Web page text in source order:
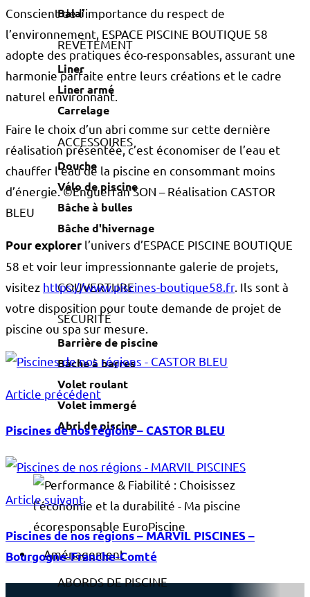
Balai
REVÊTEMENT
Liner
Liner armé
Carrelage
ACCESSOIRES
Douche
Vélo de piscine
Bâche à bulles
Bâche d'hivernage
COUVERTURE
SÉCURITÉ
Barrière de piscine
Bâche à barres
Volet roulant
Volet immergé
Abri de piscine
Aménagement
ABORDS DE PISCINE
Conscient de l’importance du respect de
l’environnement, ESPACE PISCINE BOUTIQUE 58
adopte des pratiques éco-responsables, assurant une
harmonie parfaite entre leurs créations et le cadre
naturel environnant.
Faire le choix d’un abri comme sur cette dernière
réalisation présentée, c’est économiser de l’eau et
chauffer l’eau de la piscine en consommant moins
d’énergie. ©Enguerran SON – Réalisation CASTOR
BLEU
Pour explorer l’univers d’ESPACE PISCINE BOUTIQUE
58 et voir leur impressionnante galerie de projets,
visitez https://www.piscines-boutique58.fr. Ils sont à
votre disposition pour toute demande de projet de
piscine ou spa sur mesure.
Article précédent
Piscines de nos régions – CASTOR BLEU
Article suivant
Piscines de nos régions – MARVIL PISCINES –
Bourgogne-Franche-Comté